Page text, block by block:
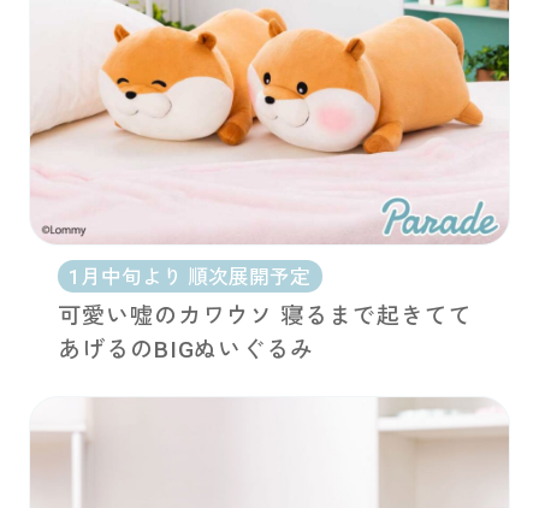
1月中旬より 順次展開予定
可愛い嘘のカワウソ 寝るまで起きてて
あげるのBIGぬいぐるみ